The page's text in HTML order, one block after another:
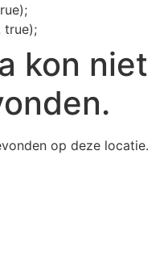
true);
kon niet
op deze locatie.